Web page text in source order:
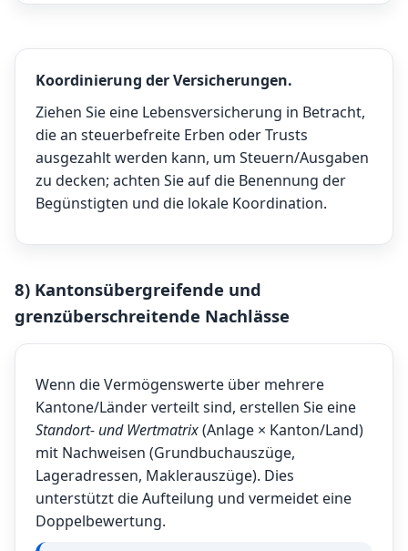
Koordinierung der Versicherungen.
Ziehen Sie eine Lebensversicherung in Betracht,
die an steuerbefreite Erben oder Trusts
ausgezahlt werden kann, um Steuern/Ausgaben
zu decken; achten Sie auf die Benennung der
Begünstigten und die lokale Koordination.
8) Kantonsübergreifende und
grenzüberschreitende Nachlässe
Wenn die Vermögenswerte über mehrere
Kantone/Länder verteilt sind, erstellen Sie eine
Standort- und Wertmatrix(Anlage × Kanton/Land)
mit Nachweisen (Grundbuchauszüge,
Lageradressen, Maklerauszüge). Dies
unterstützt die Aufteilung und vermeidet eine
Doppelbewertung.